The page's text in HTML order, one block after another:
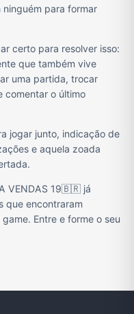
ninguém para formar
certo para resolver isso:
que também vive
uma partida, trocar
comentar o último
jogar junto, indicação de
e aquela zoada
VENDAS 19🇧🇷 já
que encontraram
Entre e forme o seu